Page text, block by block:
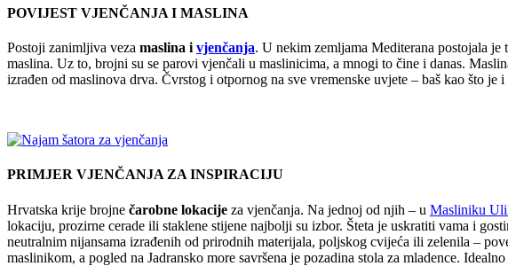
POVIJEST VJENČANJA I MASLINA
Postoji zanimljiva veza maslina i vjenčanja. U nekim zemljama Mediterana postojala je
maslina. Uz to, brojni su se parovi vjenčali u maslinicima, a mnogi to čine i danas.
izrađen od maslinova drva. Čvrstog i otpornog na sve vremenske uvjete – baš kao što je
PRIMJER VJENČANJA ZA INSPIRACIJU
Hrvatska krije brojne čarobne lokacije za vjenčanja. Na jednoj od njih – u Masliniku
lokaciju, prozirne cerade ili staklene stijene najbolji su izbor. Šteta je uskratiti vama i
neutralnim nijansama izrađenih od prirodnih materijala, poljskog cvijeća ili zelenila –
maslinikom, a pogled na Jadransko more savršena je pozadina stola za mladence.